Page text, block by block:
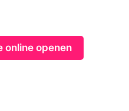
online openen